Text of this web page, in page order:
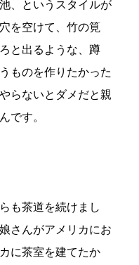
、というスタイルが
を空けて、竹の筧
と出るような、蹲
ものを作りたかった
らないとダメだと親
です。
も茶道を続けまし
さんがアメリカにお
に茶室を建てたか